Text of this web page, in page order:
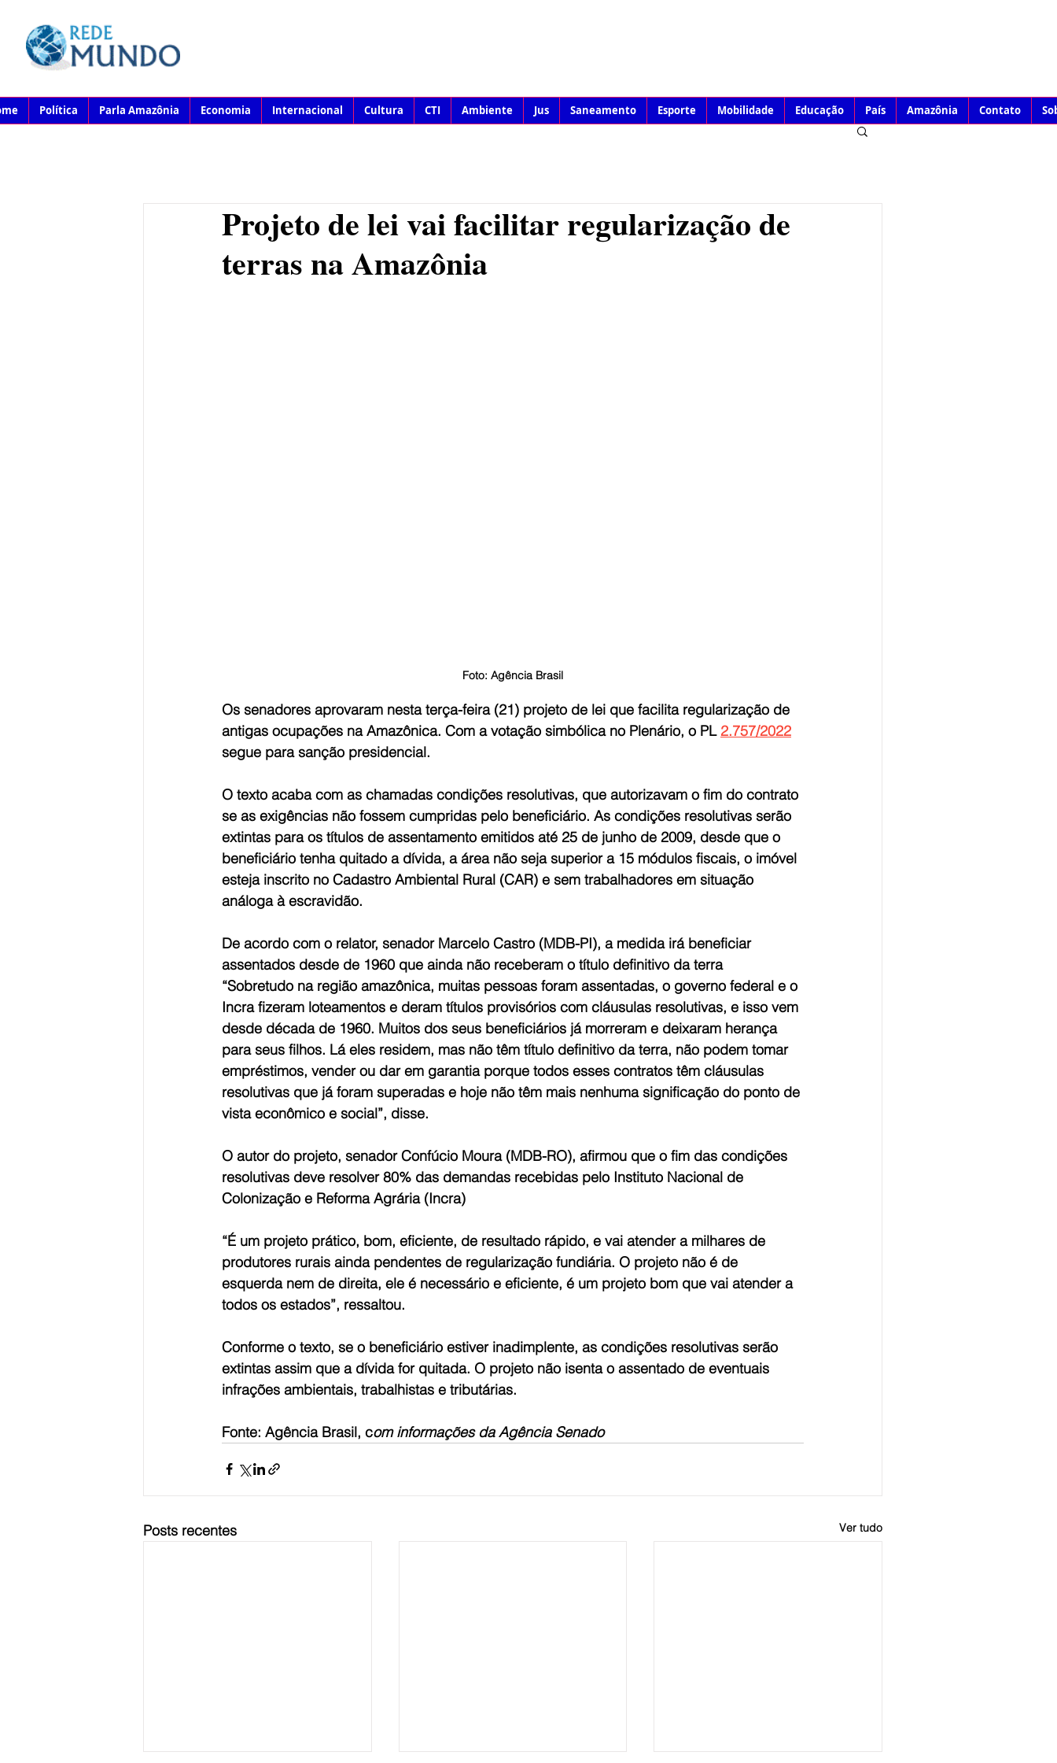
Política Parla Amazônia Economia Internacional Cultura CTI Ambiente Jus Saneamento Esporte Mobilidade Educação País Amazônia Contato
Projeto de lei vai facilitar regularização de
terras na Amazônia
Foto: Agência Brasil
Os senadores aprovaram nesta terça-feira (21) projeto de lei que facilita regularização de
antigas ocupações na Amazônica. Com a votação simbólica no Plenário, o PL 2.757/2022
segue para sanção presidencial.
O texto acaba com as chamadas condições resolutivas, que autorizavam o fim do contrato
se as exigências não fossem cumpridas pelo beneficiário. As condições resolutivas serão
extintas para os títulos de assentamento emitidos até 25 de junho de 2009, desde que o
beneficiário tenha quitado a dívida, a área não seja superior a 15 módulos fiscais, o imóvel
esteja inscrito no Cadastro Ambiental Rural (CAR) e sem trabalhadores em situação
análoga à escravidão.
De acordo com o relator, senador Marcelo Castro (MDB-PI), a medida irá beneficiar
assentados desde de 1960 que ainda não receberam o título definitivo da terra
“Sobretudo na região amazônica, muitas pessoas foram assentadas, o governo federal e o
Incra fizeram loteamentos e deram títulos provisórios com cláusulas resolutivas, e isso vem
desde década de 1960. Muitos dos seus beneficiários já morreram e deixaram herança
para seus filhos. Lá eles residem, mas não têm título definitivo da terra, não podem tomar
empréstimos, vender ou dar em garantia porque todos esses contratos têm cláusulas
resolutivas que já foram superadas e hoje não têm mais nenhuma significação do ponto de
vista econômico e social”, disse.
O autor do projeto, senador Confúcio Moura (MDB-RO), afirmou que o fim das condições
resolutivas deve resolver 80% das demandas recebidas pelo Instituto Nacional de
Colonização e Reforma Agrária (Incra)
“É um projeto prático, bom, eficiente, de resultado rápido, e vai atender a milhares de
produtores rurais ainda pendentes de regularização fundiária. O projeto não é de
esquerda nem de direita, ele é necessário e eficiente, é um projeto bom que vai atender a
todos os estados”, ressaltou.
Conforme o texto, se o beneficiário estiver inadimplente, as condições resolutivas serão
extintas assim que a dívida for quitada. O projeto não isenta o assentado de eventuais
infrações ambientais, trabalhistas e tributárias.
Fonte: Agência Brasil, com informações da Agência Senado
Posts recentes Ver tudo